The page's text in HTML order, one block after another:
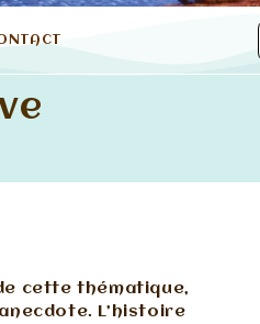
cette thématique,
L’histoire